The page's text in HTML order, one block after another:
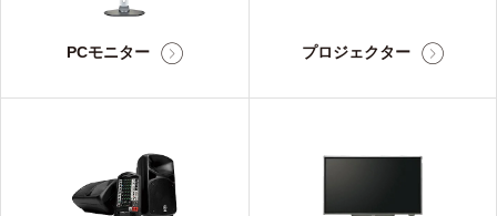
PCモニター プロジェクター